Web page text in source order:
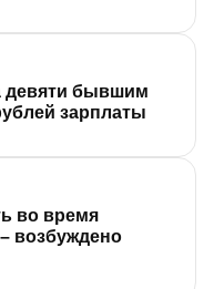
девяти бывшим
зарплаты
во время
возбуждено